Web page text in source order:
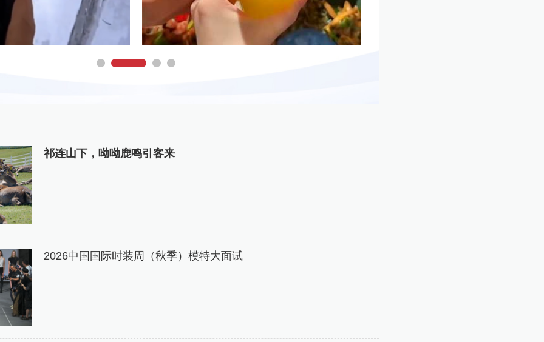
祁连山下，呦呦鹿鸣引客来
2026中国国际时装周（秋季）模特大面试